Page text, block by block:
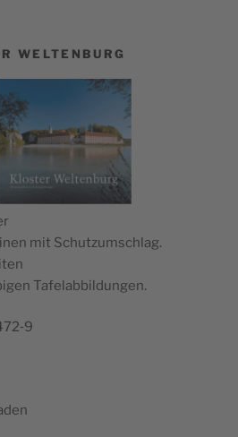
WELTENBURG
mit Schutz­um­schlag.
Tafelabbildungen.